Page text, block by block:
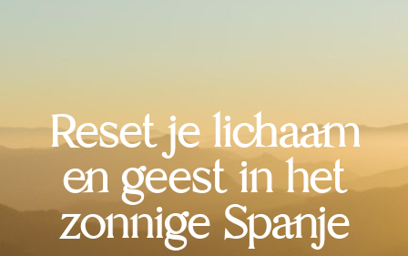
Reset je lichaam
en geest in het
zonnige Spanje